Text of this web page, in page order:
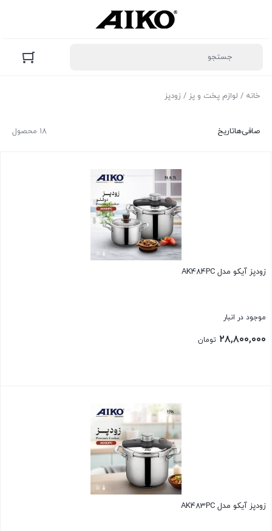
خانه / لوازم پخت و پز / زودپز
۱۸ محصول صافی‌هاتاریخ
زودپز آیکو مدل AK484PC
موجود در انبار
۲۸,۸۰۰,۰۰۰ تومان
زودپز آیکو مدل AK483PC